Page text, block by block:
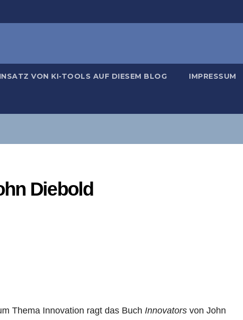
VON KI-TOOLS AUF DIESEM BLOG IMPRESSUM
Diebold
Thema Innovation ragt das Buch Innovators von John